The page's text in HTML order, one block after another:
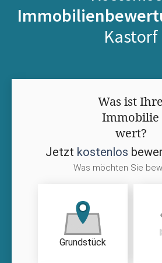
Kastorf
Was ist Ihre
Immobilie
wert?
Jetzt kostenlos
Was möchten Sie
Grundstück